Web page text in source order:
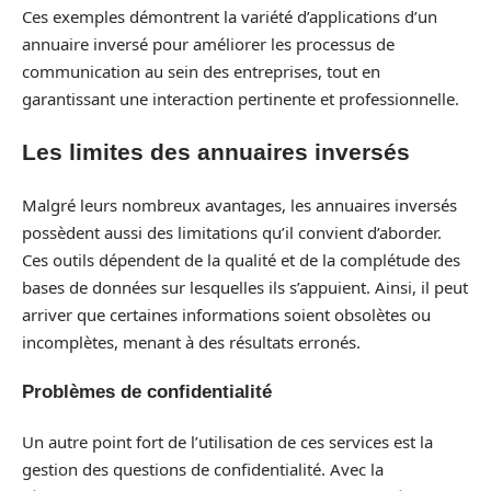
Ces exemples démontrent la variété d’applications d’un
annuaire inversé pour améliorer les processus de
communication au sein des entreprises, tout en
garantissant une interaction pertinente et professionnelle.
Les limites des annuaires inversés
Malgré leurs nombreux avantages, les annuaires inversés
possèdent aussi des limitations qu’il convient d’aborder.
Ces outils dépendent de la qualité et de la complétude des
bases de données sur lesquelles ils s’appuient. Ainsi, il peut
arriver que certaines informations soient obsolètes ou
incomplètes, menant à des résultats erronés.
Problèmes de confidentialité
Un autre point fort de l’utilisation de ces services est la
gestion des questions de confidentialité. Avec la